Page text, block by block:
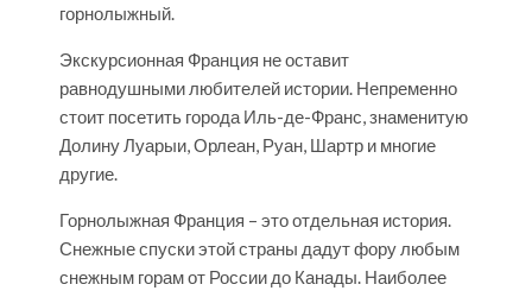
горнолыжный.
Экскурсионная Франция не оставит
равнодушными любителей истории. Непременно
стоит посетить города Иль-де-Франс, знаменитую
Долину Луарыи, Орлеан, Руан, Шартр и многие
другие.
Горнолыжная Франция – это отдельная история.
Снежные спуски этой страны дадут фору любым
снежным горам от России до Канады. Наиболее